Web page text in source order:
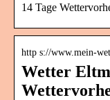
14 Tage
http s://www.mein-
Wetter